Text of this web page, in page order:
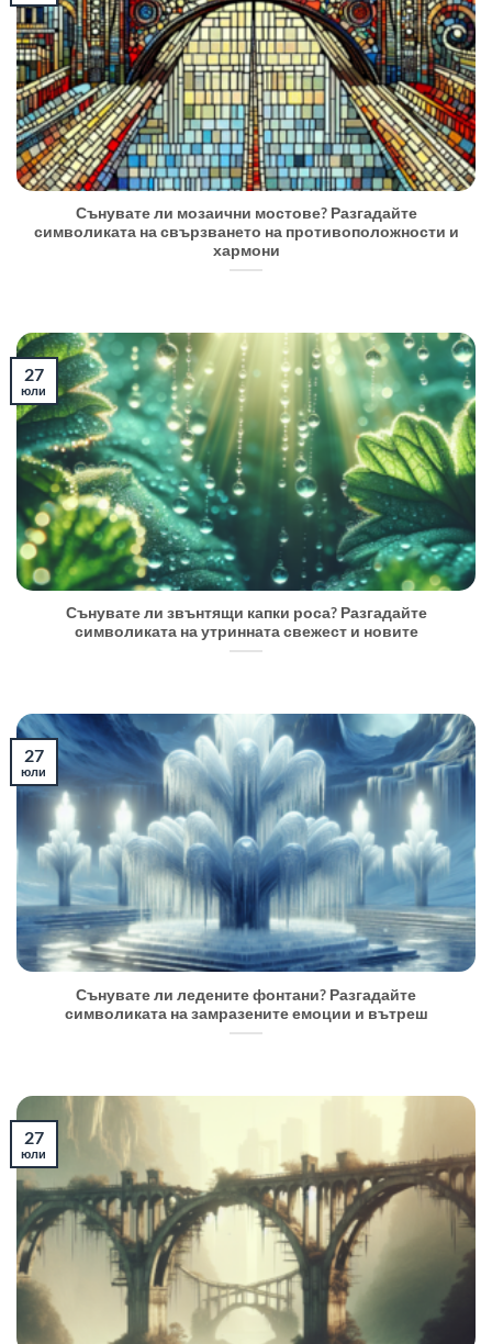
Сънувате ли мозаични мостове? Разгадайте
символиката на свързването на противоположности и
хармони
Сънувате ли звънтящи капки роса? Разгадайте
символиката на утринната свежест и новите
27
юли
Сънувате ли ледените фонтани? Разгадайте
символиката на замразените емоции и вътреш
27
юли
27
юли